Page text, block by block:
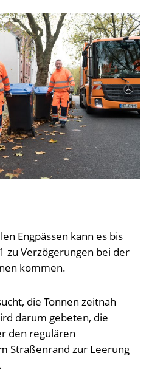
Engpässen kann es bis
zu Verzögerungen bei der
kommen.
die Tonnen zeitnah
darum gebeten, die
den regulären
Straßenrand zur Leerung